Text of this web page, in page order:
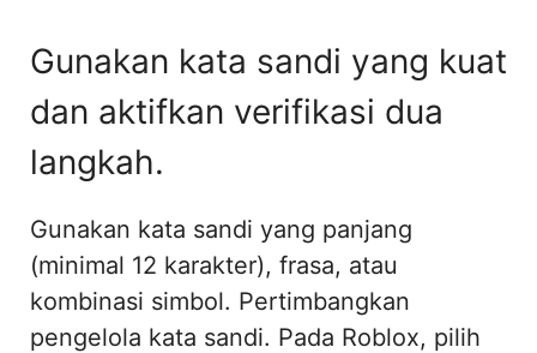
Gunakan kata sandi yang kuat
dan aktifkan verifikasi dua
langkah.
Gunakan kata sandi yang panjang
(minimal 12 karakter), frasa, atau
kombinasi simbol. Pertimbangkan
pengelola kata sandi. Pada Roblox, pilih